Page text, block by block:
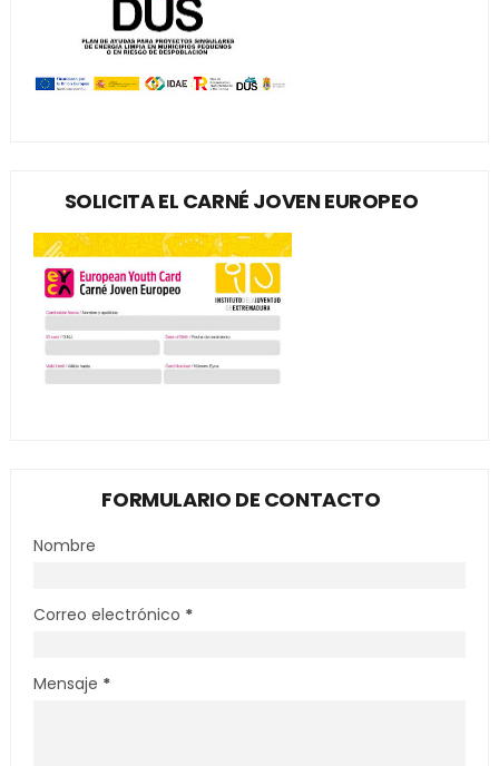
SOLICITA EL CARNÉ JOVEN EUROPEO
FORMULARIO DE CONTACTO
Nombre
Correo electrónico *
Mensaje *